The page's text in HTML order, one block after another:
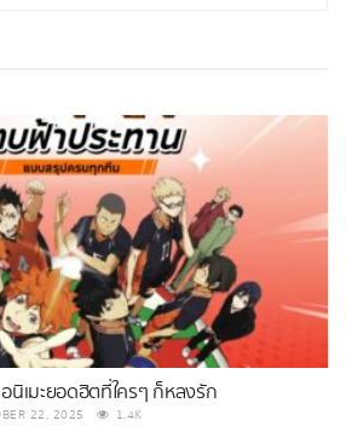
นิเมะยอดฮิตที่ใครๆ ก็หลงรัก
22, 2025 1.4K